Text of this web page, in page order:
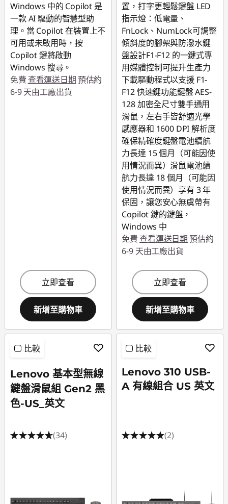
Windows 中的 Copilot 是
一款 AI 驅動的智慧型助
理。當 Copilot 在裝置上不
可用或未啟用時，按
Copilot 鍵將啟動
Windows 搜尋。
免費 查看運送日期預估約
6-9 天由工廠出貨
立即查看
新增至購物車
置，打字更輕鬆鍵盤 LED
指示燈：低電量、
FnLock、NumLock可調整
傾斜度的腳架與防潑水鍵
盤設計F1-F12 的一鍵式專
用媒體控制可提升生產力
下載驅動程式以支援 F1-
F12 快速鍵功能鍵盤 AES-
128 加密全尺寸雙手通用
滑鼠，左右手皆舒適光學
感應器和 1600 DPI 解析度
確保精確度鍵盤電池續航
力長達 15 個月（可能因使
用情況而異）滑鼠電池續
航力長達 18 個月（可能因
使用情況而異）享有 3 年
保固，讓您安心無虞帶有
Copilot 鍵的鍵盤，
Windows 中
免費 查看運送日期預估約
6-9 天由工廠出貨
立即查看
新增至購物車
比較
Lenovo 基本型無線
鍵盤滑鼠組 Gen2 黑
色-US_英文
(34)
比較
Lenovo 310 USB-
A 有線組合 US 英文
(2)